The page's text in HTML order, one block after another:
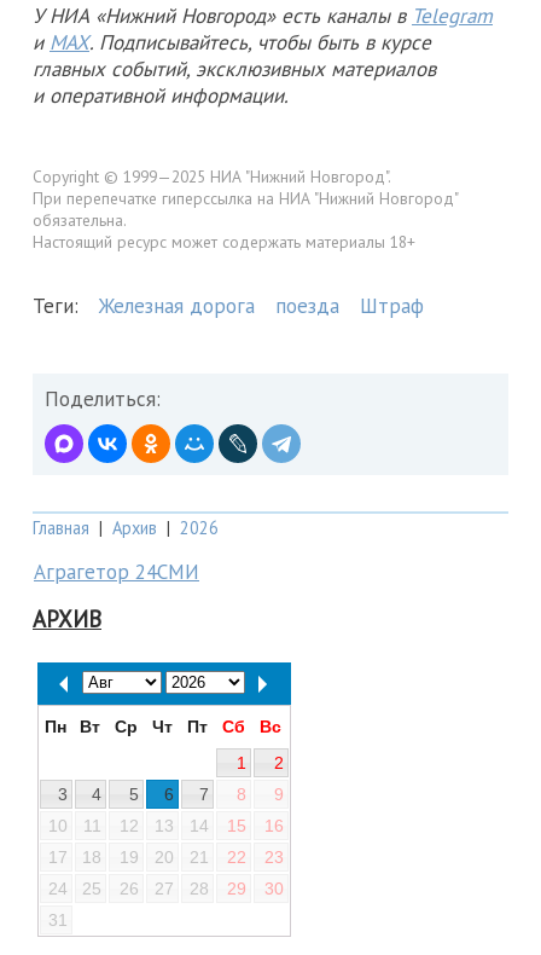
У НИА «Нижний Новгород» есть каналы в Telegram
и MAX. Подписывайтесь, чтобы быть в курсе
главных событий, эксклюзивных материалов
и оперативной информации.
Copyright © 1999—2025 НИА "Нижний Новгород".
При перепечатке гиперссылка на НИА "Нижний Новгород"
обязательна.
Настоящий ресурс может содержать материалы 18+
Теги: Железная дорога поезда Штраф
Поделиться:
Главная | Архив | 2026
Аграгетор 24СМИ
АРХИВ
Пн Вт Ср Чт Пт Сб
Вс
1
2
3
4 5 6 7 8
9
10
11 12 13 14 15
16
17
18 19 20 21 22
23
24
25 26 27 28 29
30
31